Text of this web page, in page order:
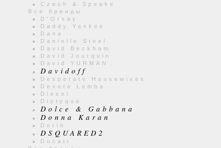
Czech & Speake
Все бренды
D'Orsay
Daddy Yankee
Dana
Danielle Steel
David Beckham
David Jourquin
David YURMAN
Davidoff
Desperate Housewives
Devota Lomba
Diesel
Diptyque
Dolce & Gabbana
Donna Karan
Dorin
DSQUARED2
Ducati